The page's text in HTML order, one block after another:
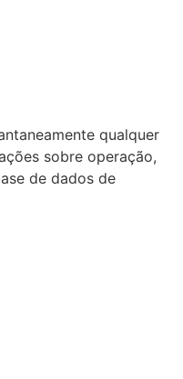
qualquer
sobre operação,
de dados de